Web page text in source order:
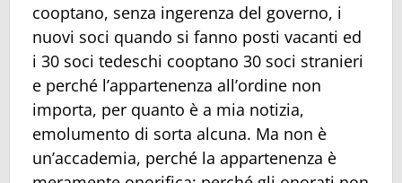
cooptano, senza ingerenza del governo, i
nuovi soci quando si fanno posti vacanti ed
i 30 soci tedeschi cooptano 30 soci stranieri
e perché l’appartenenza all’ordine non
importa, per quanto è a mia notizia,
emolumento di sorta alcuna. Ma non è
un’accademia, perché la appartenenza è